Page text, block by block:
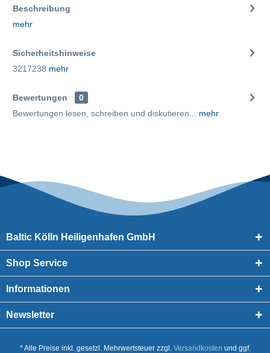
Beschreibung
mehr
Sicherheitshinweise
3217238 mehr
Bewertungen
0
Bewertungen lesen, schreiben und diskutieren...
mehr
Baltic Kölln Heiligenhafen GmbH
Shop Service
Informationen
Newsletter
* Alle Preise inkl. gesetzl. Mehrwertsteuer zzgl. Versandkosten und ggf.